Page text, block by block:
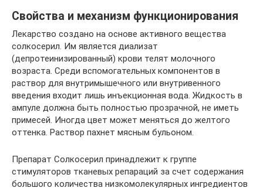
Свойства и механизм функционирования
Лекарство создано на основе активного вещества
солкосерил. Им является диализат
(депротеинизированный) крови телят молочного
возраста. Среди вспомогательных компонентов в
раствор для внутримышечного или внутривенного
введения входит лишь инъекционная вода. Жидкость в
ампуле должна быть полностью прозрачной, не иметь
примесей. Иногда цвет может меняться до желтого
оттенка. Раствор пахнет мясным бульоном.
Препарат Солкосерил принадлежит к группе
стимуляторов тканевых репараций за счет содержания
большого количества низкомолекулярных ингредиентов